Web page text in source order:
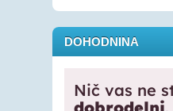
DOHODNINA